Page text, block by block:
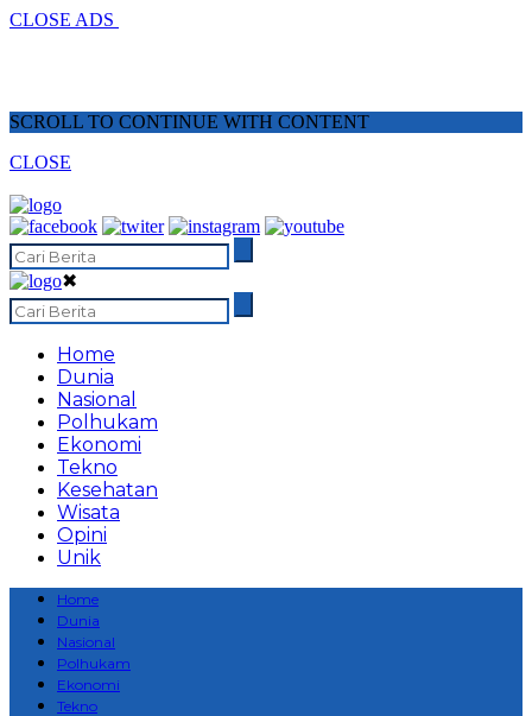
CLOSE ADS
SCROLL TO CONTINUE WITH CONTENT
CLOSE
✖
Home
Dunia
Nasional
Polhukam
Ekonomi
Tekno
Kesehatan
Wisata
Opini
Unik
Home
Dunia
Nasional
Polhukam
Ekonomi
Tekno